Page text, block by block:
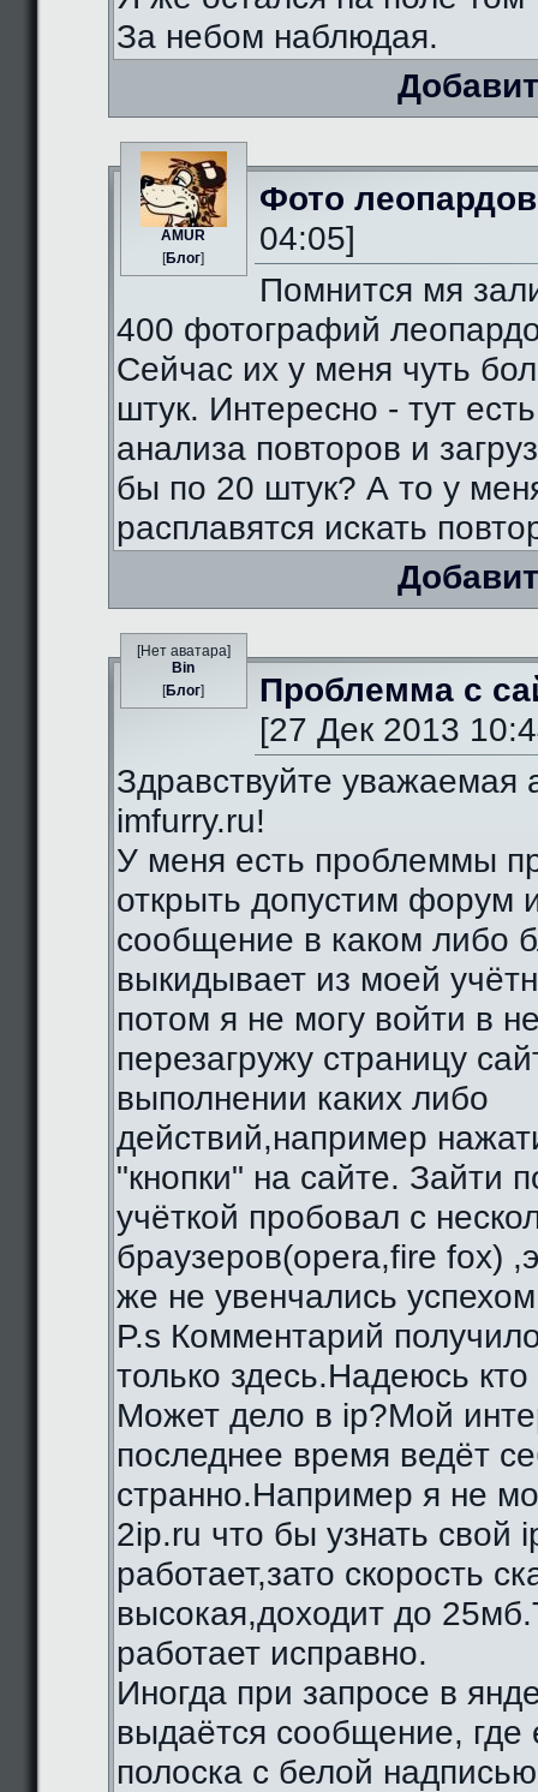
За небом наблюдая.
AMUR
[Блог]
Фото леопардов
04:05]
Помнится мя
400 фотографий
Сейчас их у меня чуть
штук. Интересно - тут
анализа повторов и
бы по 20 штук? А то у
расплавятся искать
[Нет аватара]
Bin
[Блог]
Проблемма с
[27 Дек 2013
Здравствуйте уважаемая
imfurry.ru!
У меня есть проблеммы
открыть допустим форум
сообщение в каком либо
выкидывает из моей
потом я не могу войти в
перезагружу страницу
выполнении каких либо
действий,например
"кнопки" на сайте. Зайти
учёткой пробовал с
браузеров(opera,fire fox)
же не увенчались
P.s Комментарий
только здесь.Надеюсь
Может дело в ip?Мой
последнее время ведёт
странно.Например я не
2ip.ru что бы узнать свой
работает,зато скорость
высокая,доходит до
работает исправно.
Иногда при запросе в
выдаётся сообщение, где
полоска с белой